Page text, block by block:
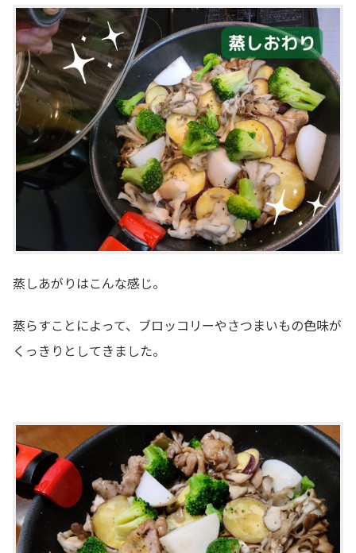
蒸しあがりはこんな感じ。
蒸らすことによって、ブロッコリーやさつまいもの色味が
くっきりとしてきました。